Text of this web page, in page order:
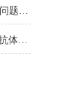
血管生成实验步骤及常见问题解析
人ELISA试剂盒：艾滋病抗体检测的简单指南